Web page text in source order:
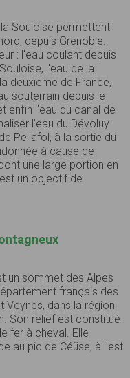
Souloise permettent
depuis Grenoble.
: l'eau coulant depuis
l'eau de la
deuxième de France,
souterrain depuis le
enfin l'eau du canal de
l'eau du Dévoluy
Pellafol, à la sortie du
à cause de
une large portion en
un objectif de
un sommet des Alpes
français des
Veynes, dans la région
Son relief est constitué
fer à cheval. Elle
au pic de Céüse, à l'est